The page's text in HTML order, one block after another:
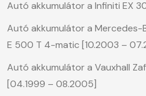
Autó akkumulátor a Infiniti EX
Autó akkumulátor a Mercedes-
E 500 T 4-matic [10.2003 –
Autó akkumulátor a Vauxhall
[04.1999 – 08.2005]